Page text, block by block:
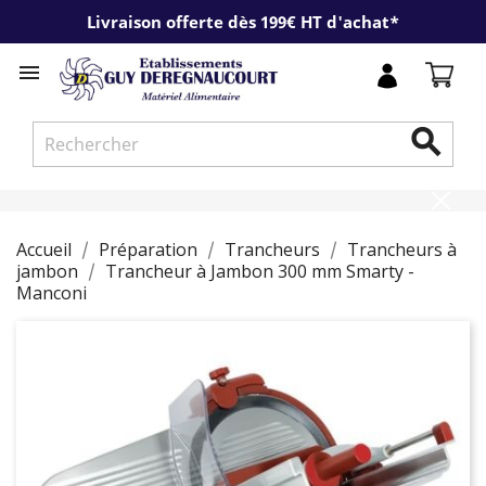
Livraison offerte dès 199€ HT d'achat*


Accueil Préparation Trancheurs
Trancheurs à
jambon
Trancheur à Jambon 300 mm Smarty -
Manconi